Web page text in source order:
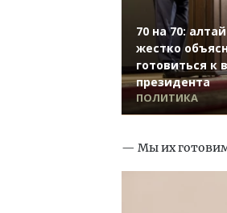
70 на 70:
жестко
готовиться к
президента
ПОЛИТИКА
— Мы их